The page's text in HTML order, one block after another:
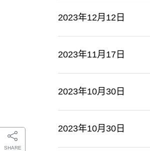
SHARE
2023年12月12日
2023年11月17日
2023年10月30日
2023年10月30日